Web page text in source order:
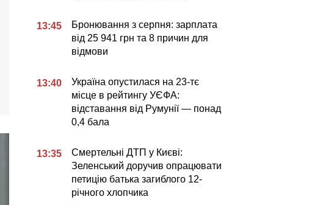
13:45
Бронювання з серпня: зарплата
від 25 941 грн та 8 причин для
відмови
13:40
Україна опустилася на 23-тє
місце в рейтингу УЄФА:
відставання від Румунії — понад
0,4 бала
13:35
Смертельні ДТП у Києві:
Зеленський доручив опрацювати
петицію батька загиблого 12-
річного хлопчика